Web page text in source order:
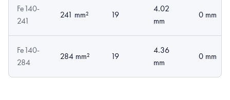
Fe140-
241
241 mm² 19
4.02
mm
0 mm
Fe140-
284
284 mm² 19
4.36
mm
0 mm